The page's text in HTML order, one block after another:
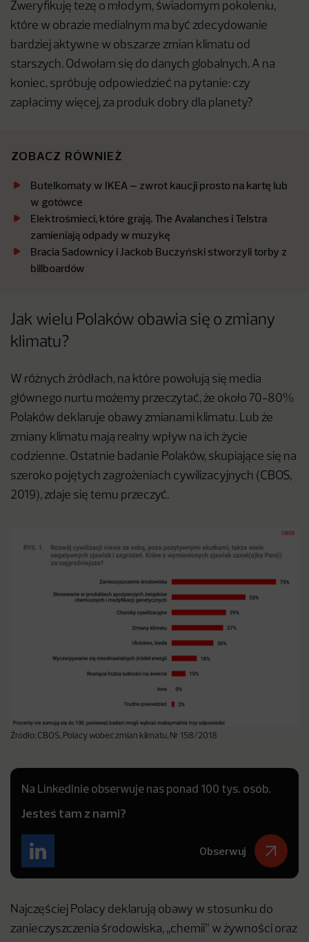
Zweryfikuję tezę o młodym, świadomym pokoleniu,
które w obrazie medialnym ma być zdecydowanie
bardziej aktywne w obszarze zmian klimatu od
starszych. Odwołam się do danych globalnych. A na
koniec, spróbuję odpowiedzieć na pytanie: czy
zapłacimy więcej, za produk dobry dla planety?
ZOBACZ RÓWNIEŻ
Butelkomaty w IKEA – zwrot kaucji prosto na kartę lub
w gotówce
Elektrośmieci, które grają. The Avalanches i Telstra
zamieniają odpady w muzykę
Bracia Sadownicy i Jackob Buczyński stworzyli torby z
billboardów
Jak wielu Polaków obawia się o zmiany
klimatu?
W różnych źródłach, na które powołują się media
głównego nurtu możemy przeczytać, że około 70-80%
Polaków deklaruje obawy zmianami klimatu. Lub że
zmiany klimatu mają realny wpływ na ich życie
codzienne. Ostatnie badanie Polaków, skupiające się na
szeroko pojętych zagrożeniach cywilizacyjnych (CBOS,
2019), zdaje się temu przeczyć.
Źródło: CBOS, Polacy wobec zmian klimatu, Nr 158/2018
Na LinkedInie obserwuje nas ponad 100 tys. osób.
Jesteś tam z nami?
Obserwuj
Najczęściej Polacy deklarują obawy w stosunku do
zanieczyszczenia środowiska, ,,chemii” w żywności oraz